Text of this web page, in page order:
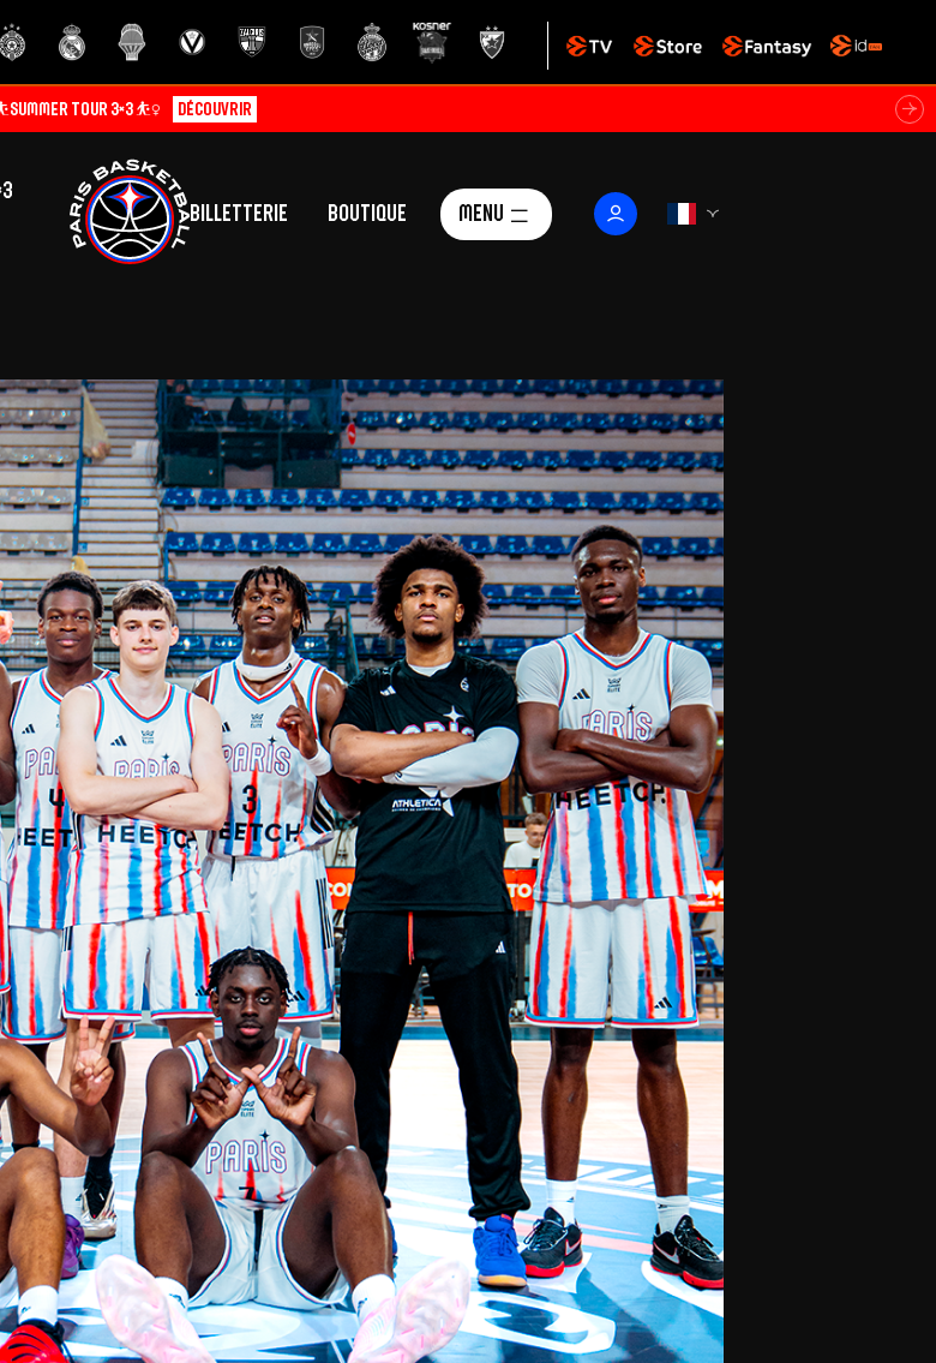
TOUR 3×3 ⛹️‍♀️ Découvrir
Billetterie Boutique Menu
Présentation
La vie au centre
Effectif
Camps
Actualités
Histoire
Foundation
Parisii
Volontaires
ON RECRUTE
Contact
Adidas Arena
Accès et informations
Arena Tour
Événements et séminaires
Entertainment
FAQ
Partenaires
Nos partenaires
Devenir partenaire
Business Club